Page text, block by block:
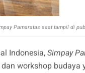
Pamaratas saat tampil di
Indonesia, Simpay
workshop budaya